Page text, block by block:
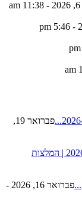
פברואר 19,
דירות נופש וצימרים בהרי הטטרה הגבוהים 2026 | המלצות
פברואר 16, 2026 -